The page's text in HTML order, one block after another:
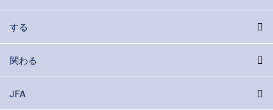
する
関わる
JFA